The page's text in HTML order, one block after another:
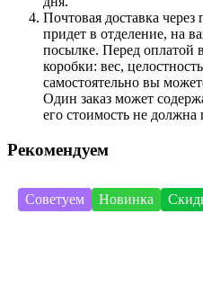
Почтовая доставка через
придет в отделение, на
посылке. Перед оплатой
коробки: вес,
самостоятельно вы
Один заказ может
его стоимость не
Рекомендуем
Советуем Новинка